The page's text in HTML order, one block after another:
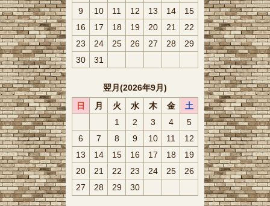
9
10 11 12 13 14
15
16
17 18 19 20 21
22
23
24 25 26 27 28
29
30
31
翌月(2026年9月)
日
月 火 水 木 金
土
1
2 3 4
5
6
7 8 9 10 11
12
13
14 15 16 17 18
19
20
21 22 23 24 25
26
27
28 29 30